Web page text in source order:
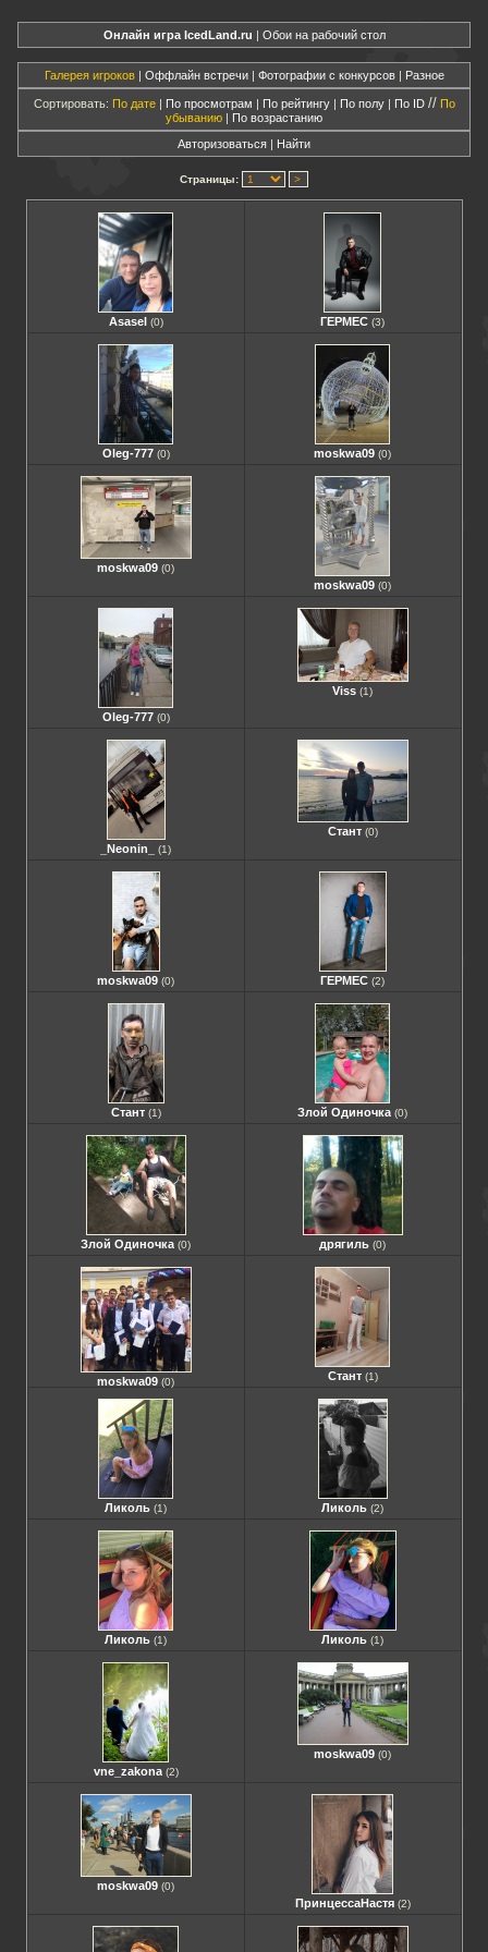
Онлайн игра IcedLand.ru | Обои на рабочий стол
Галерея игроков| Оффлайн встречи| Фотографии с конкурсов| Разное
Сортировать: По дате| По просмотрам | По рейтингу| По полу| По ID // По
убыванию | По возрастанию
Авторизоваться | Найти
Страницы:
Asasel (0) ГЕРМЕС (3)
Oleg-777 (0) moskwa09 (0)
moskwa09 (0)
moskwa09 (0)
Oleg-777 (0)
Viss (1)
_Neonin_ (1)
Стант (0)
moskwa09 (0) ГЕРМЕС (2)
Стант (1) Злой Одиночка (0)
Злой Одиночка (0) дрягиль (0)
moskwa09 (0) Стант (1)
Ликоль (1) Ликоль (2)
Ликоль (1) Ликоль (1)
vne_zakona (2)
moskwa09 (0)
moskwa09 (0)
ПринцессаНастя (2)